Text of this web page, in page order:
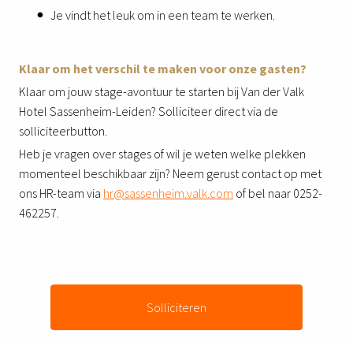
Je vindt het leuk om in een team te werken.
Klaar om het verschil te maken voor onze gasten?
Klaar om jouw stage-avontuur te starten bij Van der Valk
Hotel Sassenheim-Leiden? Solliciteer direct via de
solliciteerbutton.
Heb je vragen over stages of wil je weten welke plekken
momenteel beschikbaar zijn? Neem gerust contact op met
ons HR-team via hr@sassenheim.valk.com of bel naar 0252-
462257.
Solliciteren